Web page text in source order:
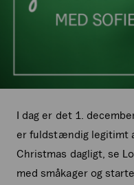
I dag er det 1.
er fuldstændig legitimt
Christmas dagligt, se
med småkager og